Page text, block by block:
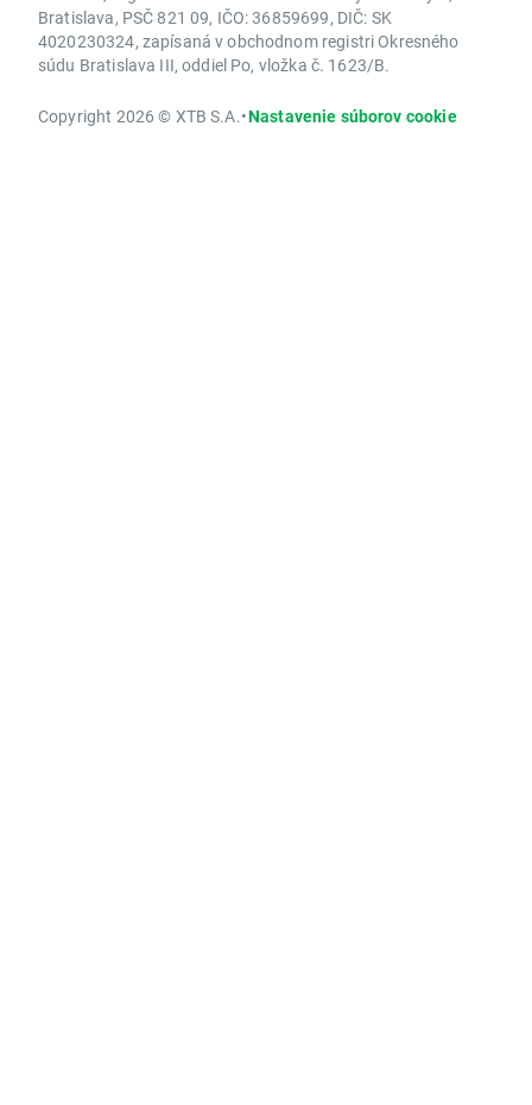
Bratislava, PSČ 821 09, IČO: 36859699, DIČ: SK
4020230324, zapísaná v obchodnom registri Okresného
súdu Bratislava III, oddiel Po, vložka č. 1623/B.
Copyright 2026 © XTB S.A.•Nastavenie súborov cookie